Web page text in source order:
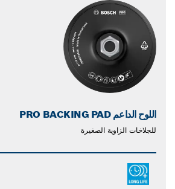
اللوح الداعم PRO BACKING PAD
للجلاخات الزاوية الصغيرة